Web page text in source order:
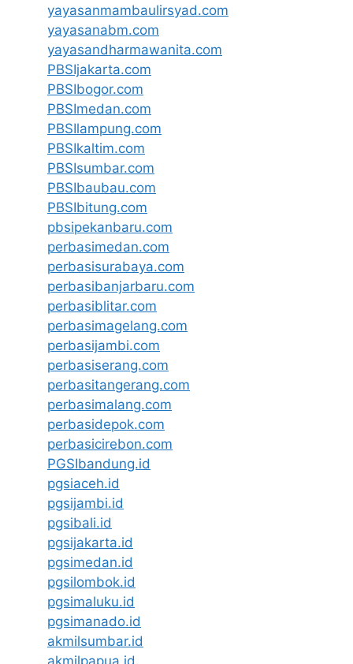
yayasanmambaulirsyad.com
yayasanabm.com
yayasandharmawanita.com
PBSIjakarta.com
PBSIbogor.com
PBSImedan.com
PBSIlampung.com
PBSIkaltim.com
PBSIsumbar.com
PBSIbaubau.com
PBSIbitung.com
pbsipekanbaru.com
perbasimedan.com
perbasisurabaya.com
perbasibanjarbaru.com
perbasiblitar.com
perbasimagelang.com
perbasijambi.com
perbasiserang.com
perbasitangerang.com
perbasimalang.com
perbasidepok.com
perbasicirebon.com
PGSIbandung.id
pgsiaceh.id
pgsijambi.id
pgsibali.id
pgsijakarta.id
pgsimedan.id
pgsilombok.id
pgsimaluku.id
pgsimanado.id
akmilsumbar.id